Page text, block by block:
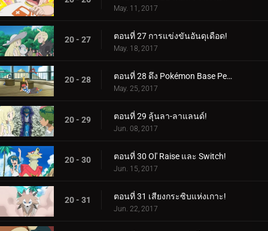
May. 11, 2017
20 - 27 ตอนที่ 27 การแข่งขันอันดุเดือด!
May. 18, 2017
20 - 28 ตอนที่ 28 ดึง Pokémon Base Pepper ออกมา!
May. 25, 2017
20 - 29 ตอนที่ 29 ลุ้นลา-ลาแลนด์!
Jun. 08, 2017
20 - 30 ตอนที่ 30 Ol' Raise และ Switch!
Jun. 15, 2017
20 - 31 ตอนที่ 31 เสียงกระซิบแห่งเกาะ!
Jun. 22, 2017